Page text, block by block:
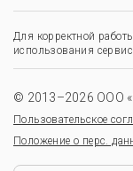
Для корректной
использования
© 2013–2026 ООО
Пользовательское
Положение о перс.